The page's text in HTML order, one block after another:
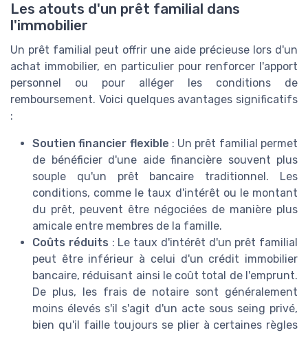
Les atouts d'un prêt familial dans
l'immobilier
Un prêt familial peut offrir une aide précieuse lors d'un
achat immobilier, en particulier pour renforcer l'apport
personnel ou pour alléger les conditions de
remboursement. Voici quelques avantages significatifs
:
Soutien financier flexible : Un prêt familial permet
de bénéficier d'une aide financière souvent plus
souple qu'un prêt bancaire traditionnel. Les
conditions, comme le taux d'intérêt ou le montant
du prêt, peuvent être négociées de manière plus
amicale entre membres de la famille.
Coûts réduits : Le taux d'intérêt d'un prêt familial
peut être inférieur à celui d'un crédit immobilier
bancaire, réduisant ainsi le coût total de l'emprunt.
De plus, les frais de notaire sont généralement
moins élevés s'il s'agit d'un acte sous seing privé,
bien qu'il faille toujours se plier à certaines règles